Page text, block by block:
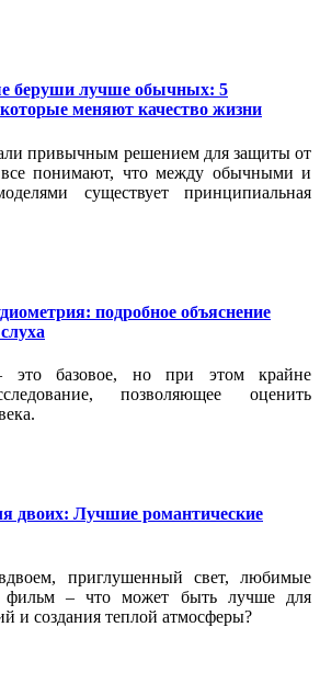
беруши лучше обычных: 5
меняют качество жизни
привычным решением для защиты от
понимают, что между обычными и
существует принципиальная
подробное объяснение
это базовое, но при этом крайне
позволяющее оценить
двоих: Лучшие романтические
приглушенный свет, любимые
фильм – что может быть лучше для
и создания теплой атмосферы?